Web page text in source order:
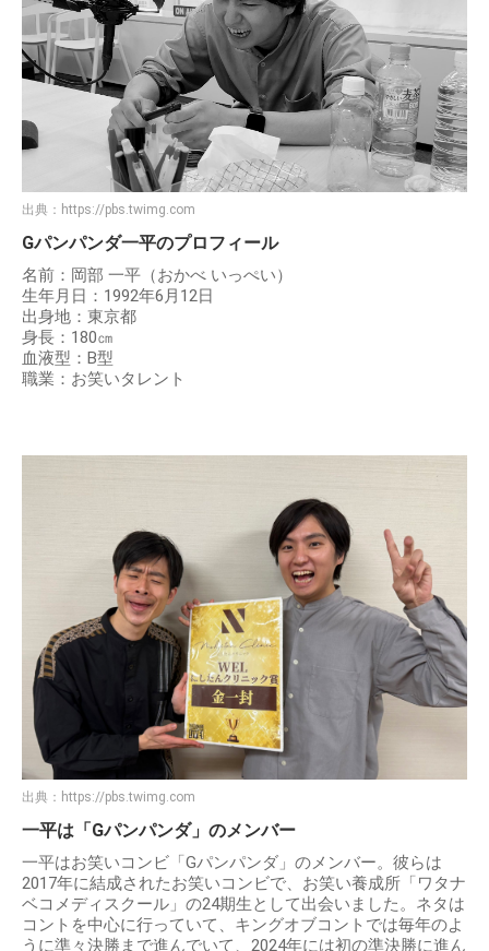
出典： https://pbs.twimg.com
Gパンパンダ一平のプロフィール
名前：岡部 一平（おかべ いっぺい）
生年月日：1992年6月12日
出身地：東京都
身長：180㎝
血液型：B型
職業：お笑いタレント
出典： https://pbs.twimg.com
一平は「Gパンパンダ」のメンバー
一平はお笑いコンビ「Gパンパンダ」のメンバー。彼らは
2017年に結成されたお笑いコンビで、お笑い養成所「ワタナ
ベコメディスクール」の24期生として出会いました。ネタは
コントを中心に行っていて、キングオブコントでは毎年のよ
うに準々決勝まで進んでいて、2024年には初の準決勝に進ん